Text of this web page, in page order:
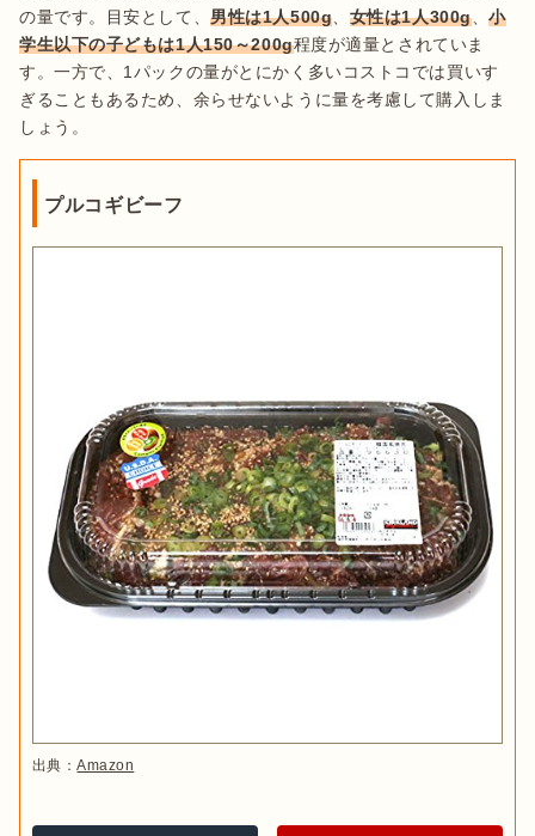
の量です。目安として、男性は1人500g 女性は1人300g、小
学生以下の子どもは1人150～200g程度が適量とされていま
す。一方で、1パックの量がとにかく多いコストコでは買いす
ぎることもあるため、余らせないように量を考慮して購入しま
しょう。
プルコギビーフ
出典：Amazon